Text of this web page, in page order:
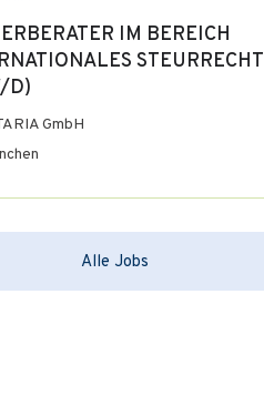
IM BEREICH
STEURRECHT
D)
GmbH
Alle Jobs